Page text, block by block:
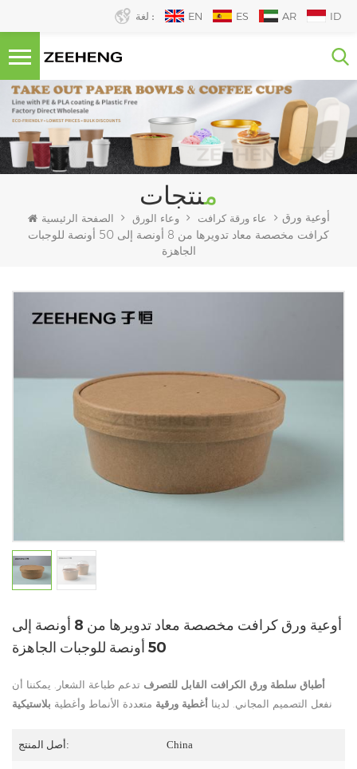
لغة : EN ES AR ID
منتجات
الصفحة الرئيسية وعاء الورق عاء ورقة كرافت
أوعية ورق
كرافت مخصصة معاد تدويرها من 8 أونصة إلى 50 أونصة للوجبات
الجاهزة
أوعية ورق كرافت مخصصة معاد تدويرها من 8 أونصة إلى
50 أونصة للوجبات الجاهزة
أطباق سلطة ورق الكرافت القابل للتصرف تدعم طباعة الشعار. يمكننا أن
نفعل التصميم المجاني. لدينا أغطية ورقية متعددة الأنماط وأغطية بلاستيكية
أصل المنتج: China